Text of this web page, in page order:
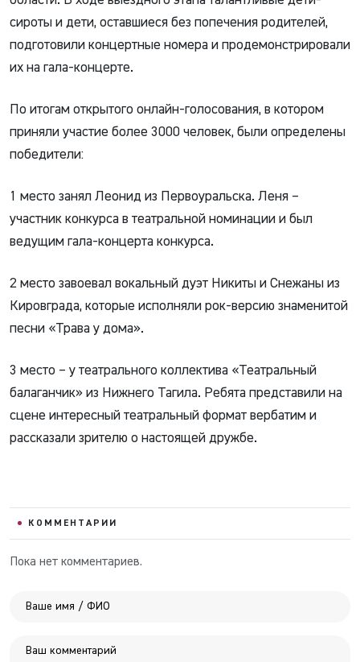
сироты и дети, оставшиеся без попечения родителей,
подготовили концертные номера и продемонстрировали
их на гала-концерте.
По итогам открытого онлайн-голосования, в котором
приняли участие более 3000 человек, были определены
победители:
1 место занял Леонид из Первоуральска. Леня –
участник конкурса в театральной номинации и был
ведущим гала-концерта конкурса.
2 место завоевал вокальный дуэт Никиты и Снежаны из
Кировграда, которые исполняли рок-версию знаменитой
песни «Трава у дома».
3 место – у театрального коллектива «Театральный
балаганчик» из Нижнего Тагила. Ребята представили на
сцене интересный театральный формат вербатим и
рассказали зрителю о настоящей дружбе.
КОММЕНТАРИИ
Пока нет комментариев.